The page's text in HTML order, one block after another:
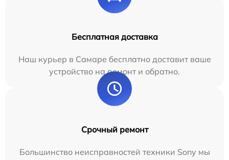
Бесплатная доставка
Наш курьер в Самаре бесплатно доставит ваше
устройство на ремонт и обратно.
Срочный ремонт
Большинство неисправностей техники Sony мы